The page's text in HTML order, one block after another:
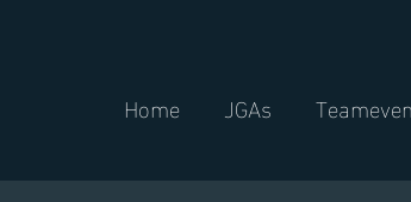
Home JGAs